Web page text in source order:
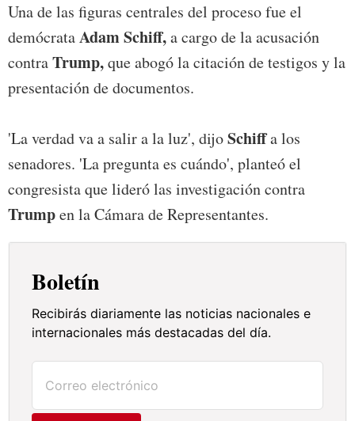
Una de las figuras centrales del proceso fue el
demócrataAdam Schiff,a cargo de la acusación
contraTrump,que abogó la citación de testigos y la
presentación de documentos.
'La verdad va a salir a la luz', dijoSchiffa los
senadores. 'La pregunta es cuándo', planteó el
congresista que lideró las investigación contra
Trumpen la Cámara de Representantes.
Boletín
Recibirás diariamente las noticias nacionales e
internacionales más destacadas del día.